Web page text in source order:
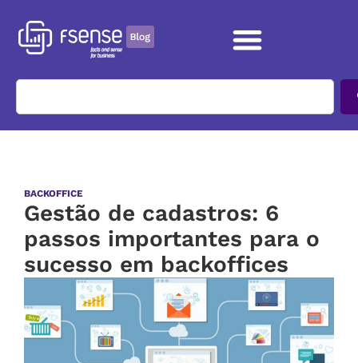
BACKOFFICE
Gestão de cadastros: 6
passos importantes para o
sucesso em backoffices